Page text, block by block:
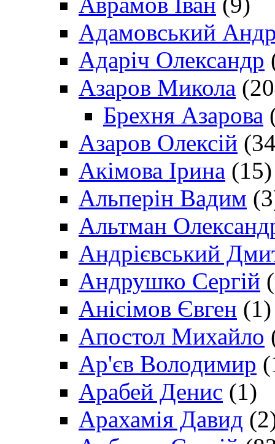
Адамовський
Адаріч Олександр
Азаров Микола
Брехня Азарова
Азаров Олексій
Акімова Ірина (15)
Альперін Вадим
Альтман
Андрієвський
Андрушко Сергій
Анісімов Євген (1)
Апостол Михайло
Ар'єв Володимир
Арабей Денис (1)
Арахамія Давид